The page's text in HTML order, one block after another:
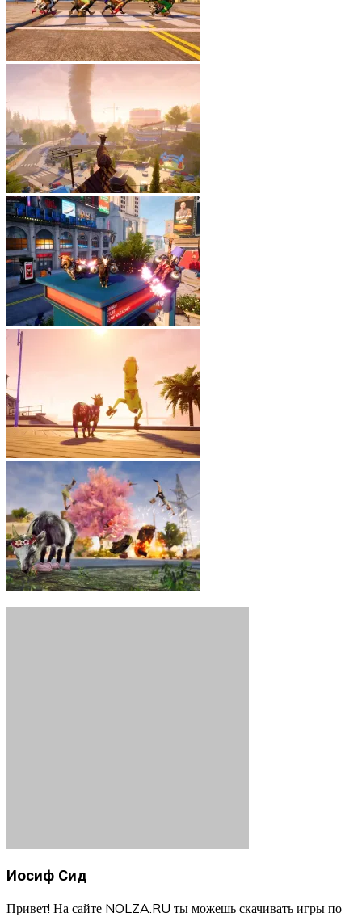
Иосиф Сид
Привет! На сайте NOLZA.RU ты можешь скачивать игры по